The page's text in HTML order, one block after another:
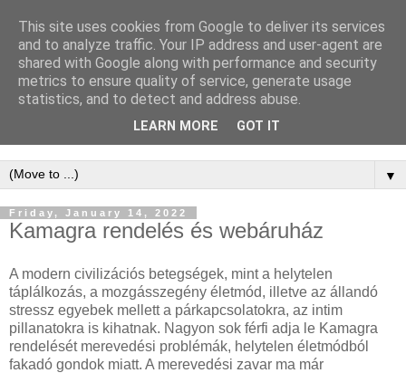
WordPress
Keresőoptimalizálás -
WordPress SEO
▼
Friday, January 14, 2022
Kamagra rendelés és webáruház
A modern civilizációs betegségek, mint a helytelen
táplálkozás, a mozgásszegény életmód, illetve az állandó
stressz egyebek mellett a párkapcsolatokra, az intim
pillanatokra is kihatnak. Nagyon sok férfi adja le Kamagra
rendelését merevedési problémák, helytelen életmódból
fakadó gondok miatt. A merevedési zavar ma már
This site uses cookies from Google to deliver its services
and to analyze traffic. Your IP address and user-agent are
shared with Google along with performance and security
metrics to ensure quality of service, generate usage
statistics, and to detect and address abuse.
LEARN MORE GOT IT